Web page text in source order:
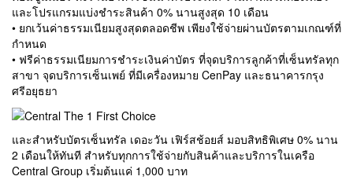
และโปรแกรมแบ่งชำระสินค้า 0% นานสูงสุด 10 เดือน
• ยกเว้นค่าธรรมเนียมสูงสุดตลอดชีพ เพียงใช้จ่ายผ่านบัตรตามเกณฑ์ที่
กำหนด
• ฟรีค่าธรรมเนียมการชำระเงินค่าบัตร ที่จุดบริการลูกค้าที่เซ็นทรัลทุก
สาขา จุดบริการเซ็นเพย์ ที่มีเครื่องหมาย CenPay และธนาคารกรุง
ศรีอยุธยา
และสำหรับบัตรเซ็นทรัล เดอะวัน เฟิร์สช้อยส์ มอบสิทธิพิเศษ 0% นาน
2 เดือนให้ทันที สำหรับทุกการใช้จ่ายกับสินค้าและบริการในเครือ
Central Group เริ่มต้นแค่ 1,000 บาท